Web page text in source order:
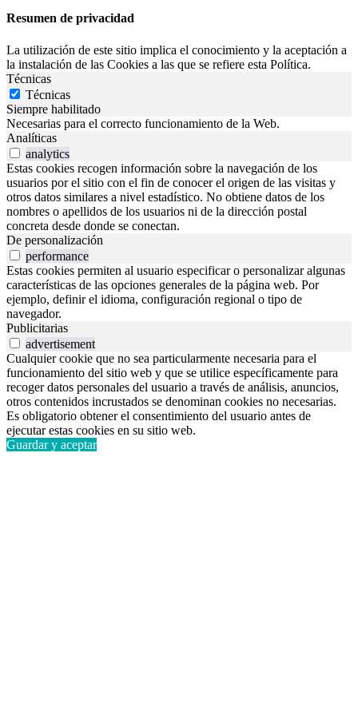
Resumen de privacidad
La utilización de este sitio implica el conocimiento y la aceptación a
la instalación de las Cookies a las que se refiere esta Política.
Técnicas
Técnicas
Siempre habilitado
Necesarias para el correcto funcionamiento de la Web.
Analíticas
analytics
Estas cookies recogen información sobre la navegación de los
usuarios por el sitio con el fin de conocer el origen de las visitas y
otros datos similares a nivel estadístico. No obtiene datos de los
nombres o apellidos de los usuarios ni de la dirección postal
concreta desde donde se conectan.
De personalización
performance
Estas cookies permiten al usuario especificar o personalizar algunas
características de las opciones generales de la página web. Por
ejemplo, definir el idioma, configuración regional o tipo de
navegador.
Publicitarias
advertisement
Cualquier cookie que no sea particularmente necesaria para el
funcionamiento del sitio web y que se utilice específicamente para
recoger datos personales del usuario a través de análisis, anuncios,
otros contenidos incrustados se denominan cookies no necesarias.
Es obligatorio obtener el consentimiento del usuario antes de
ejecutar estas cookies en su sitio web.
Guardar y aceptar